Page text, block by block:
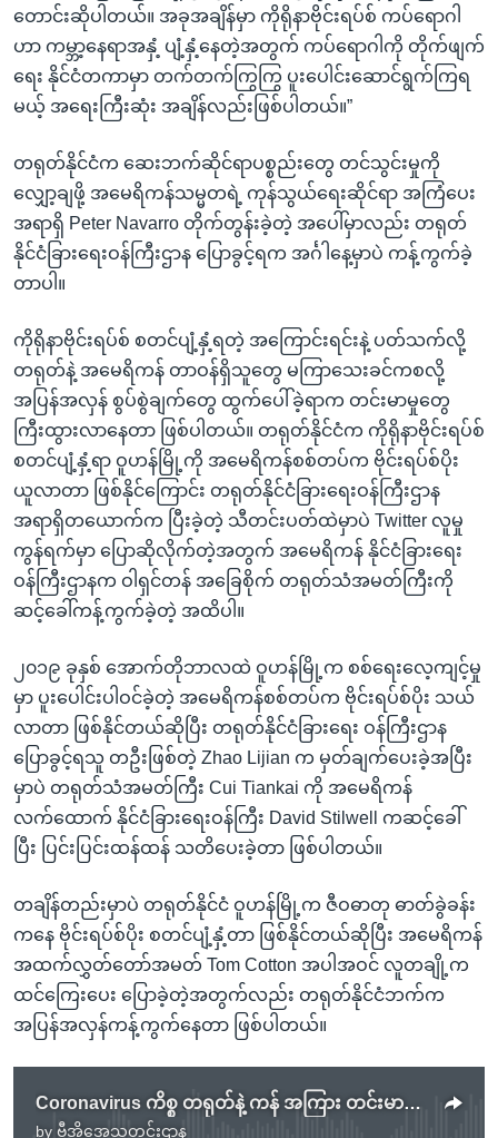
တောင်းဆိုပါတယ်။ အခုအချိန်မှာ ကိုရိုနာဗိုင်းရပ်စ် ကပ်ရောဂါ
ဟာ ကမ္ဘာ့နေရာအနှံ့ ပျံ့နှံ့နေတဲ့အတွက် ကပ်ရောဂါကို တိုက်ဖျက်
ရေး နိုင်ငံတကာမှာ တက်တက်ကြွကြွ ပူးပေါင်းဆောင်ရွက်ကြရ
မယ့် အရေးကြီးဆုံး အချိန်လည်းဖြစ်ပါတယ်။”
တရုတ်နိုင်ငံက ဆေးဘက်ဆိုင်ရာပစ္စည်းတွေ တင်သွင်းမှုကို
လျှော့ချဖို့ အမေရိကန်သမ္မတရဲ့ ကုန်သွယ်ရေးဆိုင်ရာ အကြံပေး
အရာရှိ Peter Navarro တိုက်တွန်းခဲ့တဲ့ အပေါ်မှာလည်း တရုတ်
နိုင်ငံခြားရေးဝန်ကြီးဌာန ပြောခွင့်ရက အင်္ဂါနေ့မှာပဲ ကန့်ကွက်ခဲ့
တာပါ။
ကိုရိုနာဗိုင်းရပ်စ် စတင်ပျံ့နှံ့ရတဲ့ အကြောင်းရင်းနဲ့ ပတ်သက်လို့
တရုတ်နဲ့ အမေရိကန် တာဝန်ရှိသူတွေ မကြာသေးခင်ကစလို့
အပြန်အလှန် စွပ်စွဲချက်တွေ ထွက်ပေါ်ခဲ့ရာက တင်းမာမှုတွေ
ကြီးထွားလာနေတာ ဖြစ်ပါတယ်။ တရုတ်နိုင်ငံက ကိုရိုနာဗိုင်းရပ်စ်
စတင်ပျံ့နှံ့ရာ ဝူဟန်မြို့ကို အမေရိကန်စစ်တပ်က ဗိုင်းရပ်စ်ပိုး
ယူလာတာ ဖြစ်နိုင်ကြောင်း တရုတ်နိုင်ငံခြားရေးဝန်ကြီးဌာန
အရာရှိတယောက်က ပြီးခဲ့တဲ့ သီတင်းပတ်ထဲမှာပဲ Twitter လူမှု
ကွန်ရက်မှာ ပြောဆိုလိုက်တဲ့အတွက် အမေရိကန် နိုင်ငံခြားရေး
ဝန်ကြီးဌာနက ဝါရှင်တန် အခြေစိုက် တရုတ်သံအမတ်ကြီးကို
ဆင့်ခေါ်ကန့်ကွက်ခဲ့တဲ့ အထိပါ။
၂၀၁၉ ခုနှစ် အောက်တိုဘာလထဲ ဝူဟန်မြို့က စစ်ရေးလေ့ကျင့်မှု
မှာ ပူးပေါင်းပါဝင်ခဲ့တဲ့ အမေရိကန်စစ်တပ်က ဗိုင်းရပ်စ်ပိုး သယ်
လာတာ ဖြစ်နိုင်တယ်ဆိုပြီး တရုတ်နိုင်ငံခြားရေး ဝန်ကြီးဌာန
ပြောခွင့်ရသူ တဦးဖြစ်တဲ့ Zhao Lijian က မှတ်ချက်ပေးခဲ့အပြီး
မှာပဲ တရုတ်သံအမတ်ကြီး Cui Tiankai ကို အမေရိကန်
လက်ထောက် နိုင်ငံခြားရေးဝန်ကြီး David Stilwell ကဆင့်ခေါ်
ပြီး ပြင်းပြင်းထန်ထန် သတိပေးခဲ့တာ ဖြစ်ပါတယ်။
တချိန်တည်းမှာပဲ တရုတ်နိုင်ငံ ဝူဟန်မြို့က ဇီဝဓာတု ဓာတ်ခွဲခန်း
ကနေ ဗိုင်းရပ်စ်ပိုး စတင်ပျံ့နှံ့တာ ဖြစ်နိုင်တယ်ဆိုပြီး အမေရိကန်
အထက်လွှတ်တော်အမတ် Tom Cotton အပါအဝင် လူတချို့က
ထင်ကြေးပေး ပြောခဲ့တဲ့အတွက်လည်း တရုတ်နိုင်ငံဘက်က
အပြန်အလှန်ကန့်ကွက်နေတာ ဖြစ်ပါတယ်။
Coronavirus ကိစ္စ တရုတ်နဲ့ ကန် အကြား တင်းမာမှုကြီးထွား
by ဗွီအိုအေသတင်းဌာန